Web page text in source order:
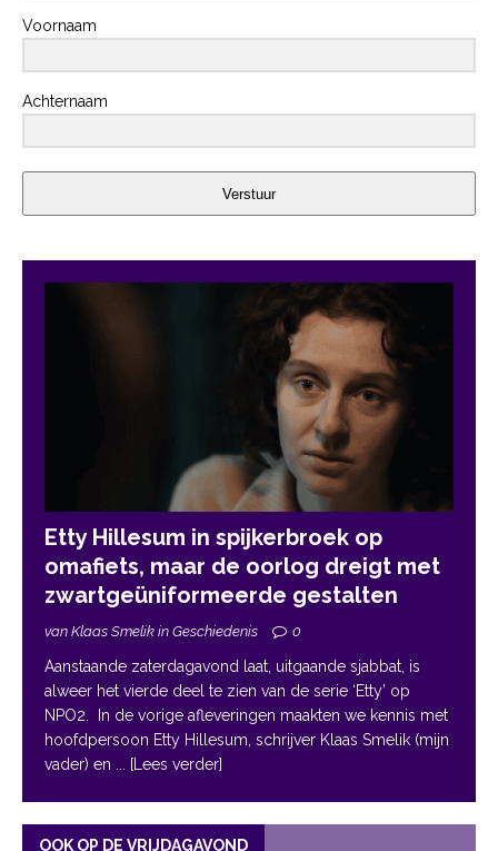
Voornaam
Achternaam
Verstuur
Etty Hillesum in spijkerbroek op
omafiets, maar de oorlog dreigt met
zwartgeüniformeerde gestalten
van Klaas Smelik in Geschiedenis 0
Aanstaande zaterdagavond laat, uitgaande sjabbat, is
alweer het vierde deel te zien van de serie ‘Etty’ op
NPO2. In de vorige afleveringen maakten we kennis met
hoofdpersoon Etty Hillesum, schrijver Klaas Smelik (mijn
vader) en
... [Lees verder]
OOK OP DE VRIJDAGAVOND